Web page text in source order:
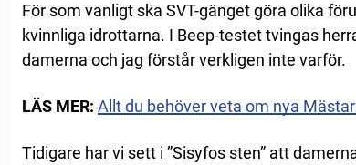
För som vanligt ska SVT-gänget göra olika
kvinnliga idrottarna. I Beep-testet tvingas
damerna och jag förstår verkligen inte varför.
LÄS MER: Allt du behöver veta om nya
Tidigare har vi sett i ”Sisyfos sten” att